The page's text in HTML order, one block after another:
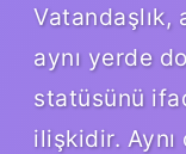
Vatandaşlık,
aynı yerde
statüsünü
ilişkidir.